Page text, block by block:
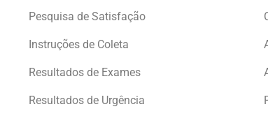
Pesquisa de Satisfação
Instruções de Coleta
Resultados de Exames
Resultados de Urgência